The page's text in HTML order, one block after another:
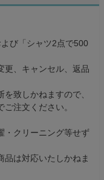
び「シャツ2点で500
更、キャンセル、返品
致しかねますので、
注文ください。
・クリーニング等せず
品は対応いたしかねま